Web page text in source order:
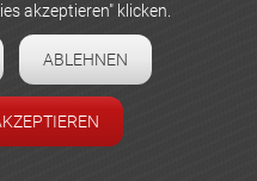
akzeptieren" klicken.
ABLEHNEN